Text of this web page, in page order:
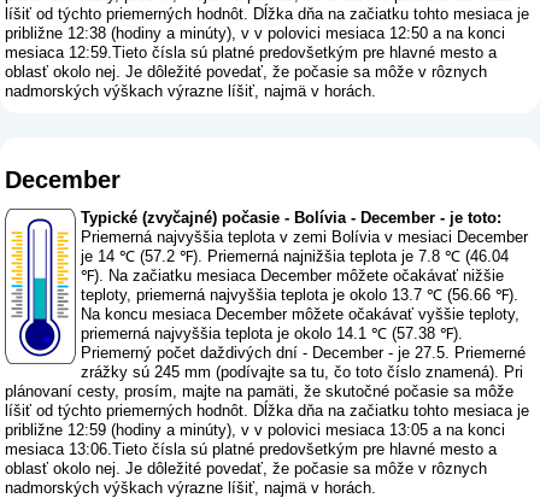
líšiť od týchto priemerných hodnôt. Dĺžka dňa na začiatku tohto mesiaca je
približne 12:38 (hodiny a minúty), v v polovici mesiaca 12:50 a na konci
mesiaca 12:59.Tieto čísla sú platné predovšetkým pre hlavné mesto a
oblasť okolo nej. Je dôležité povedať, že počasie sa môže v rôznych
nadmorských výškach výrazne líšiť, najmä v horách.
December
Typické (zvyčajné) počasie - Bolívia - December - je toto:
Priemerná najvyššia teplota v zemi Bolívia v mesiaci December
je 14 ℃ (57.2 ℉). Priemerná najnižšia teplota je 7.8 ℃ (46.04
℉). Na začiatku mesiaca December môžete očakávať nižšie
teploty, priemerná najvyššia teplota je okolo 13.7 ℃ (56.66 ℉).
Na koncu mesiaca December môžete očakávať vyššie teploty,
priemerná najvyššia teplota je okolo 14.1 ℃ (57.38 ℉).
Priemerný počet daždivých dní - December - je 27.5. Priemerné
zrážky sú 245 mm (podívajte sa tu, čo toto číslo znamená). Pri
plánovaní cesty, prosím, majte na pamäti, že skutočné počasie sa môže
líšiť od týchto priemerných hodnôt. Dĺžka dňa na začiatku tohto mesiaca je
približne 12:59 (hodiny a minúty), v v polovici mesiaca 13:05 a na konci
mesiaca 13:06.Tieto čísla sú platné predovšetkým pre hlavné mesto a
oblasť okolo nej. Je dôležité povedať, že počasie sa môže v rôznych
nadmorských výškach výrazne líšiť, najmä v horách.